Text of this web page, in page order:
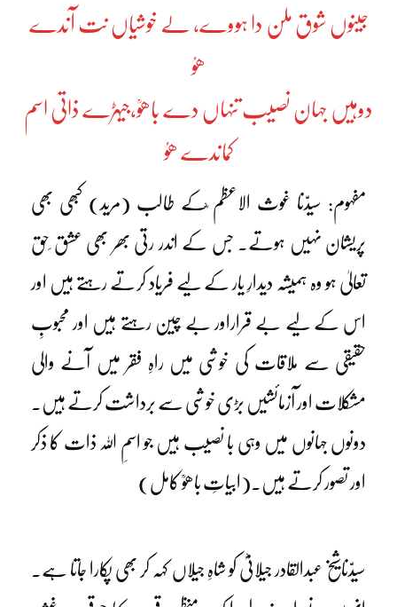
جینوں شوق ملن دا ہووے، لے خوشیاں نت آندے
ھوُ
دوہیں جہان نصیب تنہاں دے باھوؒ،جیہڑے ذاتی اسم
کماندے ھوُ
مفہوم: سیدّنا غوث الاعظم ؓکے طالب (مرید) کبھی بھی
پریشان نہیں ہوتے۔ جس کے اندر رتی بھر بھی عشق ِحق
تعالیٰ ہو وہ ہمیشہ دیدارِ یار کے لیے فریاد کرتے رہتے ہیں اور
اس کے لیے بے قراراور بے چین رہتے ہیں اور محبوبِ
حقیقی سے ملاقات کی خوشی میں راہِ فقر میں آنے والی
مشکلات اور آزمائشیں بڑی خوشی سے برداشت کرتے ہیں۔
دونوں جہانوں میں وہی با نصیب ہیں جو اسمِ اللہ ذات کا ذکر
اور تصور کرتے ہیں۔(ابیاتِ باھوؒ کامل)
سیدّناشیخ عبدالقادر جیلانیؓ کو شاہِ جیلاں کہہ کر بھی پکارا جاتا ہے۔